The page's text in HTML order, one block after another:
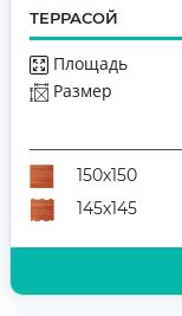
ТЕРРАСОЙ
Площадь
Размер
Количество
150х150
145х145